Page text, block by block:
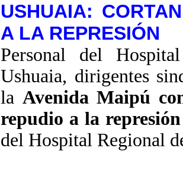
USHUAIA:
A LA REPRESIÓN
Personal del
Ushuaia, dirigentes
la Avenida Maipú
repudio a la
del Hospital Regional